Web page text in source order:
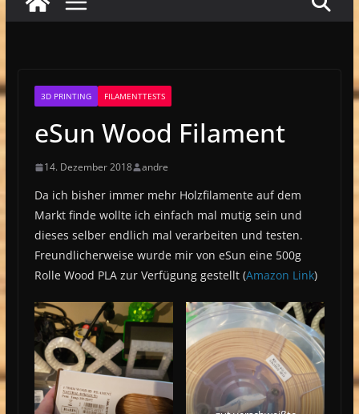
3D PRINTING FILAMENTTESTS
eSun Wood Filament
14. Dezember 2018 andre
Da ich bisher immer mehr Holzfilamente auf dem
Markt finde wollte ich einfach mal mutig sein und
dieses selber endlich mal verarbeiten und testen.
Freundlicherweise wurde mir von eSun eine 500g
Rolle Wood PLA zur Verfügung gestellt (Amazon Link)